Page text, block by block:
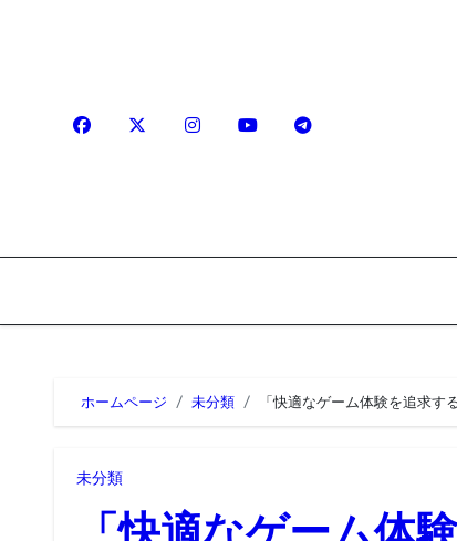
ホームページ 未分類 「快適なゲーム体験を追求す
未分類